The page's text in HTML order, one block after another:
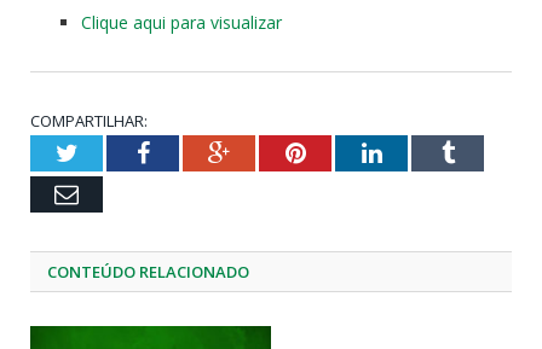
Clique aqui para visualizar
COMPARTILHAR:
TwitterFacebookGoogle+PinterestLinkedInTumblr
Email
CONTEÚDO RELACIONADO